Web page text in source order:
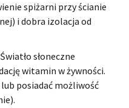
spiżarni przy ścianie
i dobra izolacja od
Światło słoneczne
witamin w żywności.
posiadać możliwość